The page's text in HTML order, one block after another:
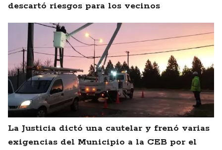
descartó riesgos para los vecinos
La Justicia dictó una cautelar y frenó varias
exigencias del Municipio a la CEB por el